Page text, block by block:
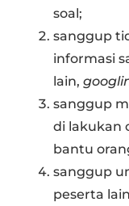
soal;
sanggup
informasi
lain,
sanggup
di lakukan
bantu
sanggup
peserta